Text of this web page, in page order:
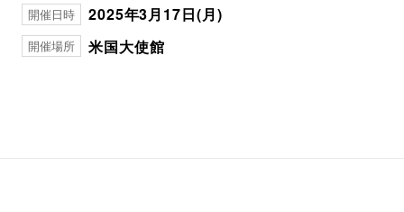
開催日時 2025年3月17日(月)
開催場所 米国大使館